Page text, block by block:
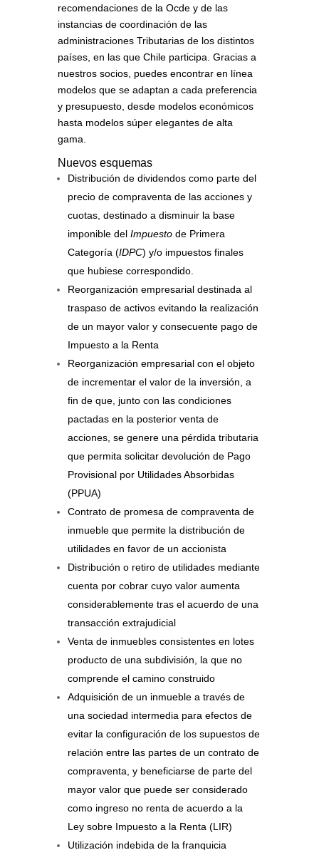
recomendaciones de la Ocde y de las
instancias de coordinación de las
administraciones Tributarias de los distintos
países, en las que Chile participa. Gracias a
nuestros socios, puedes encontrar en línea
modelos que se adaptan a cada preferencia
y presupuesto, desde modelos económicos
hasta modelos súper elegantes de alta
gama.
Nuevos esquemas
Distribución de dividendos como parte del
precio de compraventa de las acciones y
cuotas, destinado a disminuir la base
imponible del Impuestode Primera
Categoría (IDPC) y/o impuestos finales
que hubiese correspondido.
Reorganización empresarial destinada al
traspaso de activos evitando la realización
de un mayor valor y consecuente pago de
Impuesto a la Renta
Reorganización empresarial con el objeto
de incrementar el valor de la inversión, a
fin de que, junto con las condiciones
pactadas en la posterior venta de
acciones, se genere una pérdida tributaria
que permita solicitar devolución de Pago
Provisional por Utilidades Absorbidas
(PPUA)
Contrato de promesa de compraventa de
inmueble que permite la distribución de
utilidades en favor de un accionista
Distribución o retiro de utilidades mediante
cuenta por cobrar cuyo valor aumenta
considerablemente tras el acuerdo de una
transacción extrajudicial
Venta de inmuebles consistentes en lotes
producto de una subdivisión, la que no
comprende el camino construido
Adquisición de un inmueble a través de
una sociedad intermedia para efectos de
evitar la configuración de los supuestos de
relación entre las partes de un contrato de
compraventa, y beneficiarse de parte del
mayor valor que puede ser considerado
como ingreso no renta de acuerdo a la
Ley sobre Impuesto a la Renta (LIR)
Utilización indebida de la franquicia